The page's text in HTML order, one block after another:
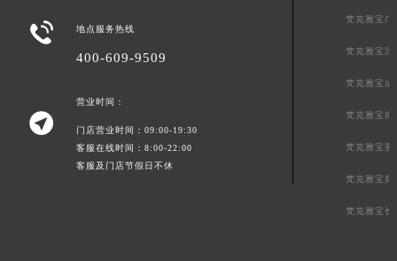
 地点服务热线
400-609-9509

营业时间：
门店营业时间：09:00-19:30
客服在线时间：8:00-22:00
客服及门店节假日不休
梵克雅宝广
梵克雅宝深
梵克雅宝成
梵克雅宝南
梵克雅宝重
梵克雅宝郑
梵克雅宝长